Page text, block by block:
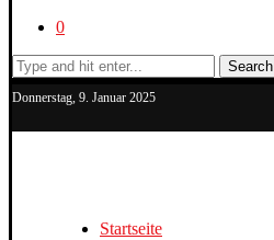
0
Search
Donnerstag, 9. Januar 2025
Startseite